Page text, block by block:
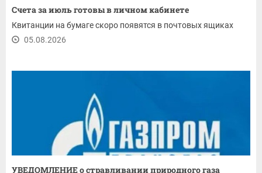
Счета за июль готовы в личном кабинете
Квитанции на бумаге скоро появятся в почтовых ящиках
05.08.2026
УВЕДОМЛЕНИЕ о стравливании природного газа